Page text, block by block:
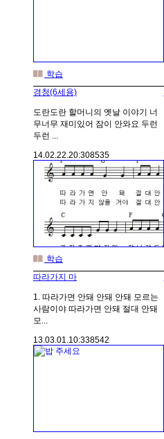
학습
경청(6세용)
도란도란 할머니의 옛날 이야기 너
무너무 재미있어 잠이 안와요 두런
두런 ...
14.02.22.20:308535
학습
따라가지 마
1. 따라가면 안돼 안돼 안돼 모르는
사람이야 따라가면 안돼 절대 안돼
모...
13.03.01.10:338542